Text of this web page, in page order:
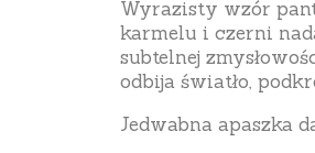
Wyrazisty wzór
karmelu i czerni
subtelnej
odbija światło,
Jedwabna apaszka